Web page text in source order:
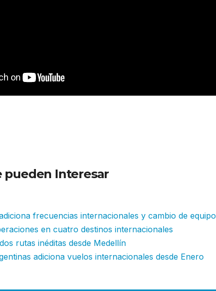
pueden Interesar
frecuencias internacionales y cambio de equipo
en cuatro destinos internacionales
rutas inéditas desde Medellín
adiciona vuelos internacionales desde Enero